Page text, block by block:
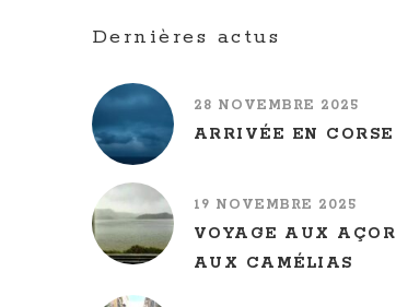
Dernières actus
28 NOVEMBRE 2025
ARRIVÉE EN CORSE
19 NOVEMBRE 2025
VOYAGE AUX
AUX CAMÉLIAS